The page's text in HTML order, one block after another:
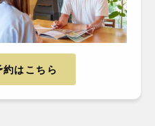
約はこちら